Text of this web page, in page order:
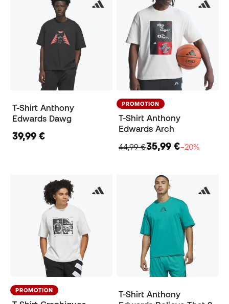
T-Shirt Anthony
Edwards Dawg
39,99 €
PROMOTION
T-Shirt Anthony
Edwards Arch
44,99 €35,99 €−20%
PROMOTION
T-Shirt Anthony